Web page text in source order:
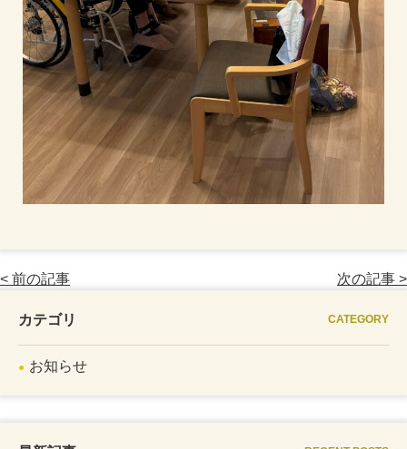
< 前の記事 次の記事 >
カテゴリ CATEGORY
お知らせ